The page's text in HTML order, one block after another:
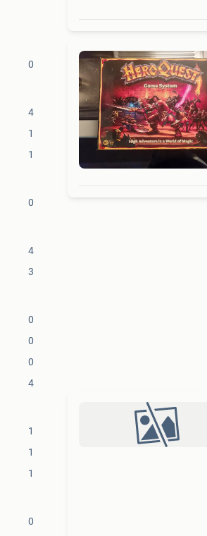
0
4
1
1
0
4
3
0
0
0
4
1
1
1
0